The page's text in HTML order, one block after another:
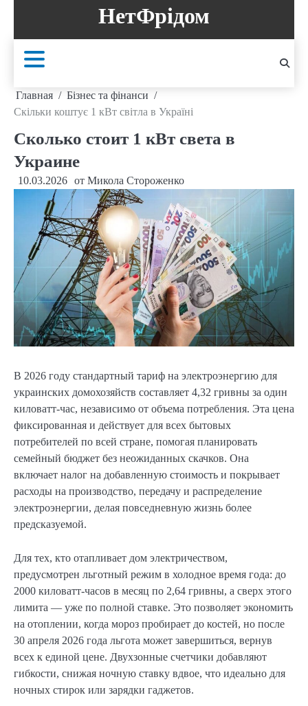
содержанию
НетФрідом
Главная
Бізнес та фінанси
Скільки коштує 1 кВт світла в Україні
Сколько стоит 1 кВт света в
Украине
10.03.2026 от Микола Стороженко
В 2026 году стандартный тариф на электроэнергию для
украинских домохозяйств составляет 4,32 гривны за один
киловатт-час, независимо от объема потребления. Эта цена
фиксированная и действует для всех бытовых
потребителей по всей стране, помогая планировать
семейный бюджет без неожиданных скачков. Она
включает налог на добавленную стоимость и покрывает
расходы на производство, передачу и распределение
электроэнергии, делая повседневную жизнь более
предсказуемой.
Для тех, кто отапливает дом электричеством,
предусмотрен льготный режим в холодное время года: до
2000 киловатт-часов в месяц по 2,64 гривны, а сверх этого
лимита — уже по полной ставке. Это позволяет экономить
на отоплении, когда мороз пробирает до костей, но после
30 апреля 2026 года льгота может завершиться, вернув
всех к единой цене. Двухзонные счетчики добавляют
гибкости, снижая ночную ставку вдвое, что идеально для
ночных стирок или зарядки гаджетов.